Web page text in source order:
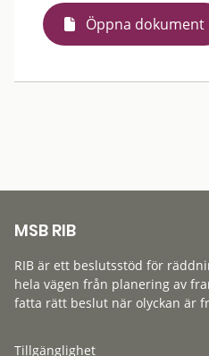
Öppna dokument
MSB RIB
RIB är ett beslutsstöd för
hela vägen från planering av
fatta rätt beslut när olyckan är
Tillgänglighet